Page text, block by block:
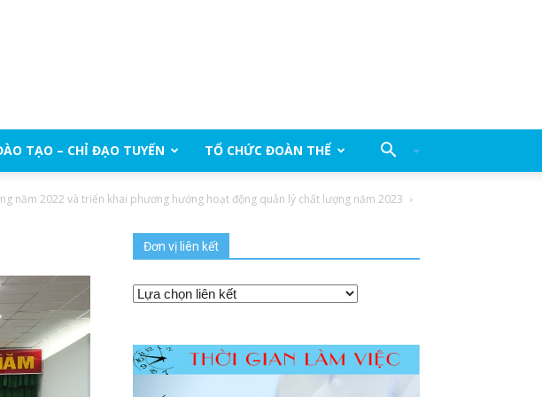
TẠO – CHỈ ĐẠO TUYẾN TỔ CHỨC ĐOÀN THỂ
năm 2022 và triển khai phương hướng hoạt động quản lý chất lượng năm 2023
Đơn vị liên kết